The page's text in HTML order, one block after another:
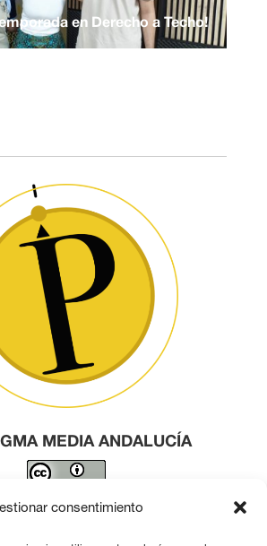
consentimiento
en Derecho a Techo!
MEDIA ANDALUCÍA
una licencia de Creative Commons